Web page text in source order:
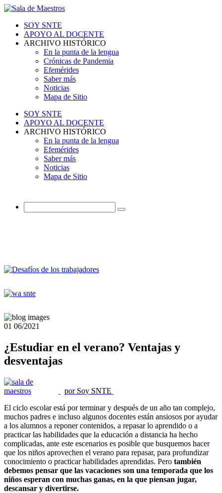
SOY SNTE
APOYO AL DOCENTE
ARCHIVO HISTÓRICO
En la punta de la lengua
Crónicas de Pandemia
Efemérides
Saber más
Noticias
Mapa de Sitio
SOY SNTE
APOYO AL DOCENTE
ARCHIVO HISTÓRICO
En la punta de la lengua
Efemérides
Saber más
Noticias
Mapa de Sitio
01 06/2021
¿Estudiar en el verano? Ventajas y
desventajas
por Soy SNTE
El ciclo escolar está por terminar y después de un año tan complejo,
muchos padres e incluso algunos docentes están ansiosos por ayudar
a los alumnos a reponer contenidos, a repasar lo aprendido o a
practicar las habilidades que la educación a distancia ha hecho
complicadas, ante este escenarios es posible que busquemos hacer
que los niños aprovechen el verano para repasar, para profundizar
conocimiento o practicar habilidades aprendidas. Pero también
debemos pensar que las vacaciones son una temporada que los
niños esperan con muchas ganas, en la que piensan jugar,
descansar y divertirse.